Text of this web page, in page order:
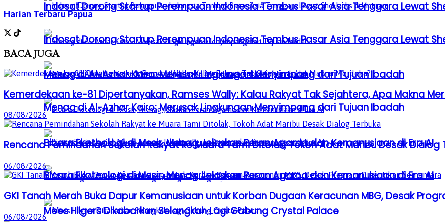
Indosat Dorong Startup Perempuan Indonesia Tembus Pasar Asia Tenggara Lewat
Menag di Al-Azhar Kairo: Merusak Lingkungan Menyimpang dari Tujuan Ibadah
Bicara Ekoteologi di Mesir, Menag Jelaskan Peran Agama dan Kemanusiaan di Era AI
Mees Hilgers Dikabarkan Selangkah Lagi Gabung Crystal Palace
Indosat Dorong Startup Perempuan Indonesia Tembus Pasar Asia Tenggara Lewat
Menag di Al-Azhar Kairo: Merusak Lingkungan Menyimpang dari Tujuan Ibadah
Bicara Ekoteologi di Mesir, Menag Jelaskan Peran Agama dan Kemanusiaan di Era AI
Harian Terbaru Papua
BACAJUGA
Kemerdekaan ke-81 Dipertanyakan, Ramses Wally: Kalau Rakyat Tak Sejahtera, Apa Makna
08/08/2026
Rencana Pemindahan Sekolah Rakyat ke Muara Tami Ditolak, Tokoh Adat Maribu Desak Dialog
06/08/2026
GKI Tanah Merah Buka Dapur Kemanusiaan untuk Korban Dugaan Keracunan MBG, Desak
06/08/2026